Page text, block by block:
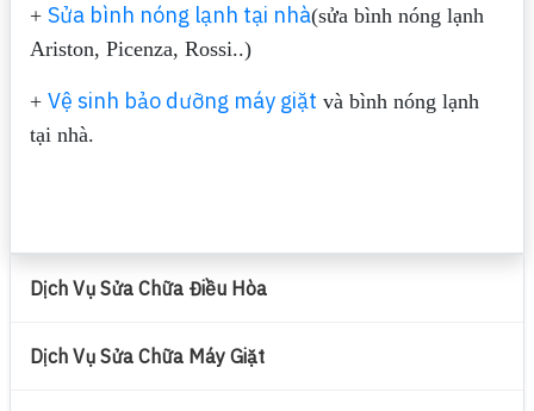
+ Sửa bình nóng lạnh tại nhà(sửa bình nóng lạnh
Ariston, Picenza, Rossi..)
+ Vệ sinh bảo dưỡng máy giặt và bình nóng lạnh
tại nhà.
Dịch Vụ Sửa Chữa Điều Hòa
Dịch Vụ Sửa Chữa Máy Giặt